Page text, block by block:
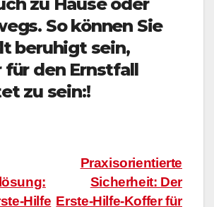
So können Sie
beruhigt sein,
für den Ernstfall
zu sein:!
Praxisorientierte
Sicherheit: Der
Erste-Hilfe-Koffer für
Hilfe